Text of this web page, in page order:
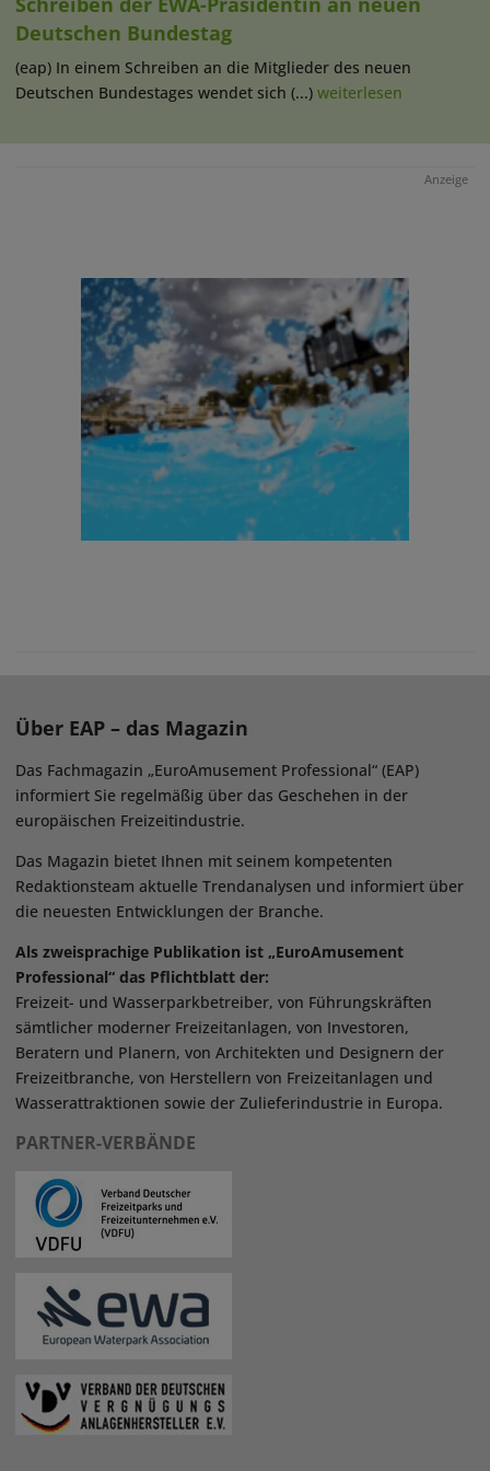
Deutschen Bundestag
(eap) In einem Schreiben an die Mitglieder des neuen
Deutschen Bundestages wendet sich (...) weiterlesen
Anzeige
Über EAP – das Magazin
Das Fachmagazin „EuroAmusement Professional“ (EAP)
informiert Sie regelmäßig über das Geschehen in der
europäischen Freizeitindustrie.
Das Magazin bietet Ihnen mit seinem kompetenten
Redaktionsteam aktuelle Trendanalysen und informiert über
die neuesten Entwicklungen der Branche.
Als zweisprachige Publikation ist „EuroAmusement
Professional“ das Pflichtblatt der:
Freizeit- und Wasserparkbetreiber, von Führungskräften
sämtlicher moderner Freizeitanlagen, von Investoren,
Beratern und Planern, von Architekten und Designern der
Freizeitbranche, von Herstellern von Freizeitanlagen und
Wasserattraktionen sowie der Zulieferindustrie in Europa.
PARTNER-VERBÄNDE